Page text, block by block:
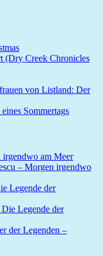
(Dry Creek Chronicles
von Listland: Der
Sommertags
irgendwo am Meer
– Morgen irgendwo
Legende der
Legende der
der Legenden –